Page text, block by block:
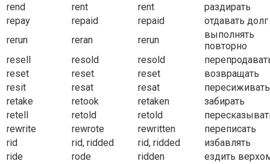
rend
rent rent
раздирать
repay
repaid repaid
отдавать долг
rerun
reran rerun
выполнять
повторно
resell
resold resold
reset
reset reset
возвращать
resit
resat resat
пересиживать
retake
retook retaken
забирать
retell
retold retold
rewrite
rewrote rewritten
переписать
rid
rid, ridded rid, ridded
избавлять
ride
rode ridden
ездить